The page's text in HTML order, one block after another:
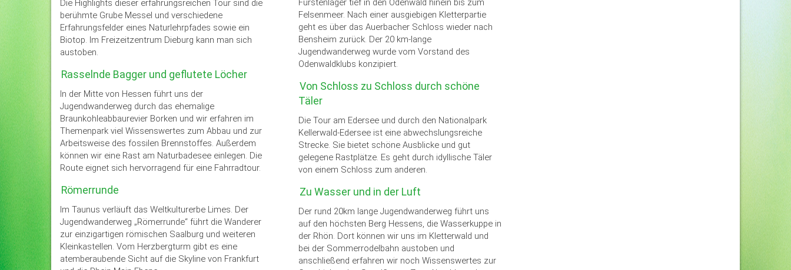
Die Highlights dieser erfahrungsreichen Tour sind die
berühmte Grube Messel und verschiedene
Erfahrungsfelder eines Naturlehrpfades sowie ein
Biotop. Im Freizeitzentrum Dieburg kann man sich
austoben.
Rasselnde Bagger und geflutete Löcher
In der Mitte von Hessen führt uns der
Jugendwanderweg durch das ehemalige
Braunkohleabbaurevier Borken und wir erfahren im
Themenpark viel Wissenswertes zum Abbau und zur
Arbeitsweise des fossilen Brennstoffes. Außerdem
können wir eine Rast am Naturbadesee einlegen. Die
Route eignet sich hervorragend für eine Fahrradtour.
Römerrunde
Im Taunus verläuft das Weltkulturerbe Limes. Der
Jugendwanderweg „Römerrunde“ führt die Wanderer
zur einzigartigen römischen Saalburg und weiteren
Kleinkastellen. Vom Herzbergturm gibt es eine
atemberaubende Sicht auf die Skyline von Frankfurt
Fürstenlager tief in den Odenwald hinein bis zum
Felsenmeer. Nach einer ausgiebigen Kletterpartie
geht es über das Auerbacher Schloss wieder nach
Bensheim zurück. Der 20 km-lange
Jugendwanderweg wurde vom Vorstand des
Odenwaldklubs konzipiert.
Von Schloss zu Schloss durch schöne
Täler
Die Tour am Edersee und durch den Nationalpark
Kellerwald-Edersee ist eine abwechslungsreiche
Strecke. Sie bietet schöne Ausblicke und gut
gelegene Rastplätze. Es geht durch idyllische Täler
von einem Schloss zum anderen.
Zu Wasser und in der Luft
Der rund 20km lange Jugendwanderweg führt uns
auf den höchsten Berg Hessens, die Wasserkuppe in
der Rhön. Dort können wir uns im Kletterwald und
bei der Sommerrodelbahn austoben und
anschließend erfahren wir noch Wissenswertes zur